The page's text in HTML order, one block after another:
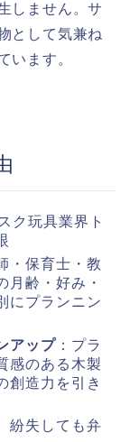
しません。サ
として気兼ね
います。
ク玩具業界ト
・保育士・教
月齢・好み・
にプランニン
アップ ：プラ
感のある木製
創造力を引き
紛失しても弁